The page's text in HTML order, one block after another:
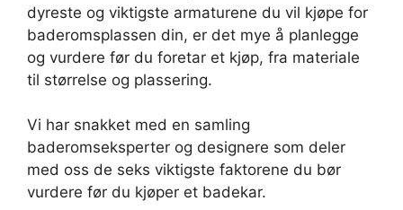
dyreste og viktigste armaturene du vil kjøpe for
baderomsplassen din, er det mye å planlegge
og vurdere før du foretar et kjøp, fra materiale
til størrelse og plassering.
Vi har snakket med en samling
baderomseksperter og designere som deler
med oss ​​de seks viktigste faktorene du bør
vurdere før du kjøper et badekar.